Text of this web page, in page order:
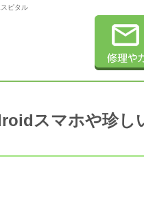
ピタル
スマホや珍